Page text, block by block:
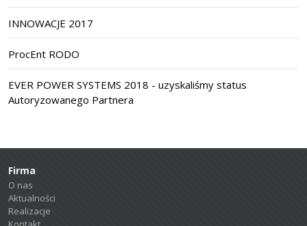
INNOWACJE 2017
ProcEnt RODO
EVER POWER SYSTEMS 2018 - uzyskaliśmy status
Autoryzowanego Partnera
Firma
O nas
Aktualności
Realizacje